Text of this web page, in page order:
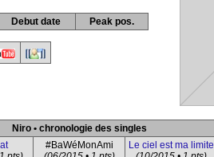
Debut date Peak pos.
Niro • chronologie des singles
#BaWéMonAmi
Le ciel est ma limite